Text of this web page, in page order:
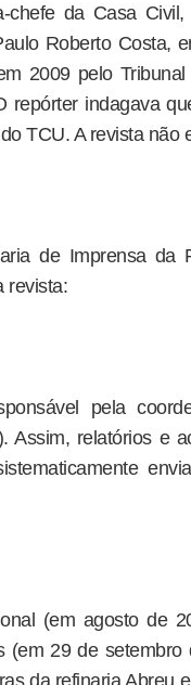
chefe da Casa
Roberto Costa,
2009 pelo
repórter indagava
TCU. A revista não
de Imprensa da
revista:
pela
Assim, relatórios e
(em agosto de
(em 29 de setembro
da refinaria Abreu